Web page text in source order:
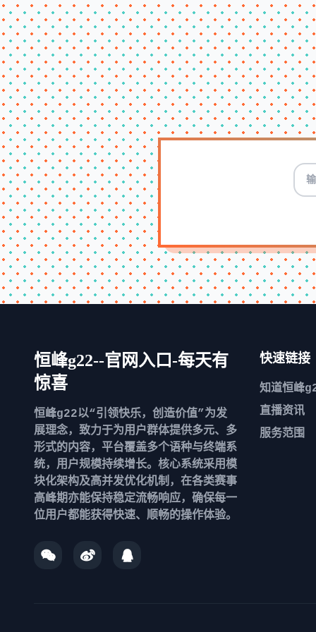
恒峰g22--官网入口-每天有
惊喜
恒峰g22以“引领快乐，创造价值”为发
展理念，致力于为用户群体提供多元、多
形式的内容，平台覆盖多个语种与终端系
统，用户规模持续增长。核心系统采用模
块化架构及高并发优化机制，在各类赛事
高峰期亦能保持稳定流畅响应，确保每一
位用户都能获得快速、顺畅的操作体验。
快速链接
知道恒峰
直播资讯
服务范围